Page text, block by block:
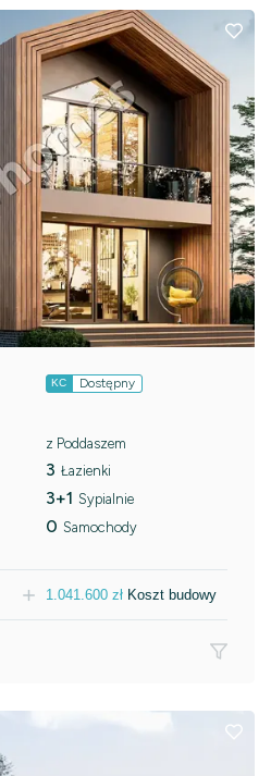
KC Dostępny
z Poddaszem
3 Łazienki
3+1 Sypialnie
0 Samochody
1.041.600 zł Koszt budowy